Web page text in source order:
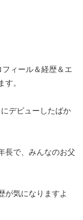
ィール＆経歴＆エ
す。
デビューしたばか
長で、みんなのお父
が気になりますよ